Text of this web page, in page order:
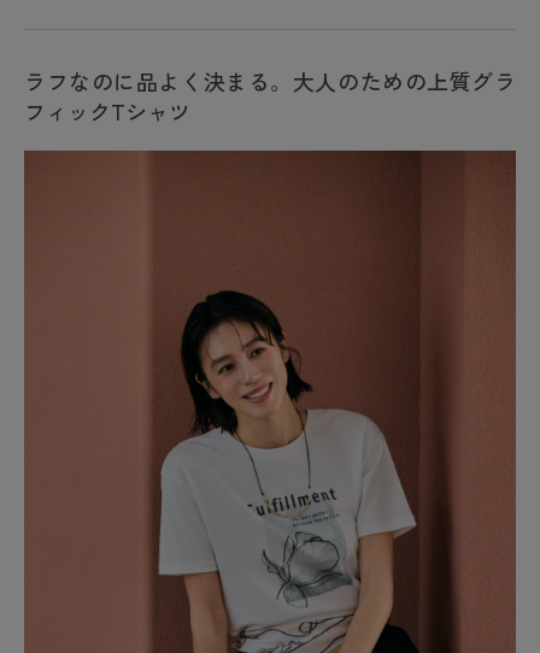
ラフなのに品よく決まる。大人のための上質グラ
フィックTシャツ